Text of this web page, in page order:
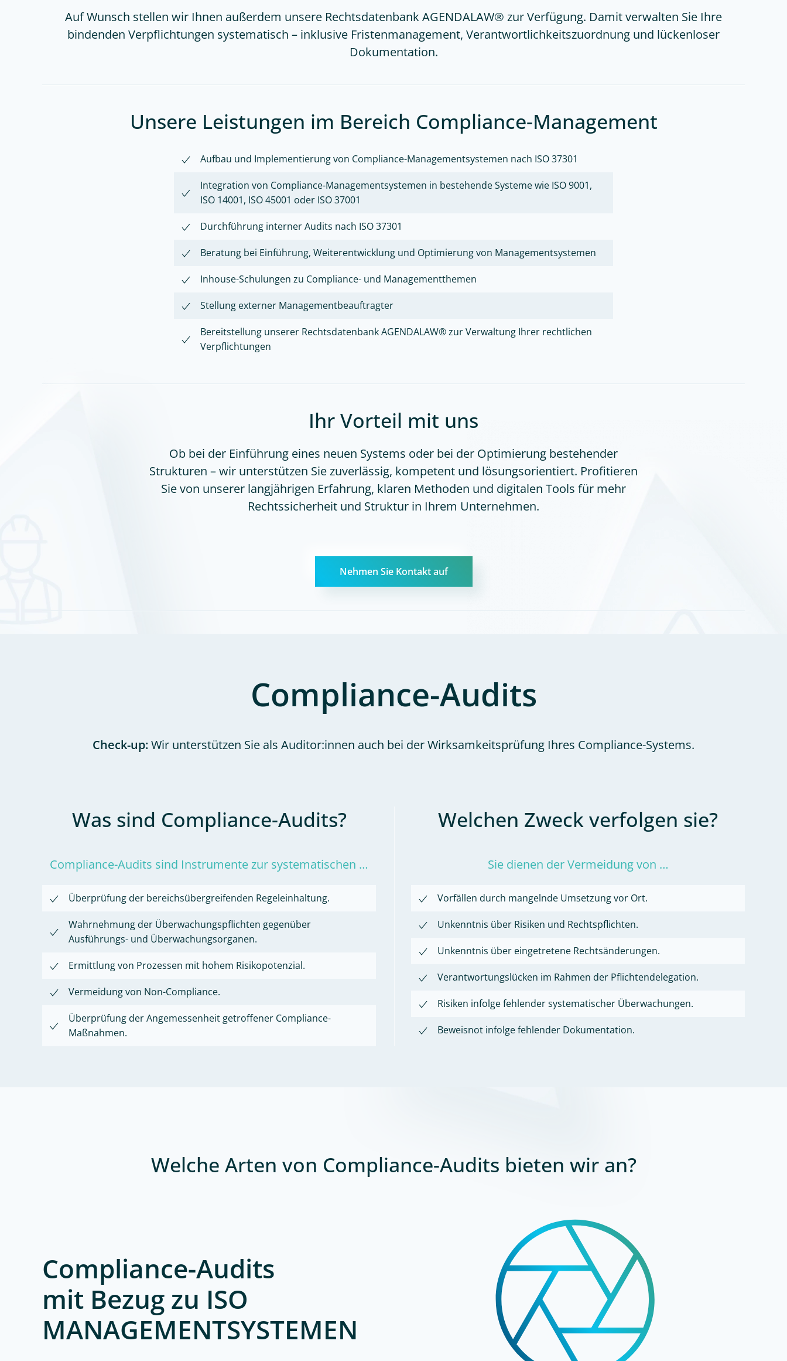
Auf Wunsch stellen wir Ihnen außerdem unsere Rechtsdatenbank AGENDALAW® zur Verfügung. Damit verwalten Sie Ihre
bindenden Verpflichtungen systematisch – inklusive Fristenmanagement, Verantwortlichkeitszuordnung und lückenloser
Dokumentation.
Unsere Leistungen im Bereich Compliance-Management
Aufbau und Implementierung von Compliance-Managementsystemen nach ISO 37301
Integration von Compliance-Managementsystemen in bestehende Systeme wie ISO 9001,
ISO 14001, ISO 45001 oder ISO 37001
Durchführung interner Audits nach ISO 37301
Beratung bei Einführung, Weiterentwicklung und Optimierung von Managementsystemen
Inhouse-Schulungen zu Compliance- und Managementthemen
Stellung externer Managementbeauftragter
Bereitstellung unserer Rechtsdatenbank AGENDALAW® zur Verwaltung Ihrer rechtlichen
Verpflichtungen
Ihr Vorteil mit uns
Ob bei der Einführung eines neuen Systems oder bei der Optimierung bestehender
Strukturen – wir unterstützen Sie zuverlässig, kompetent und lösungsorientiert. Profitieren
Sie von unserer langjährigen Erfahrung, klaren Methoden und digitalen Tools für mehr
Rechtssicherheit und Struktur in Ihrem Unternehmen.
Nehmen Sie Kontakt auf
Compliance-Audits
Check-up:Wir unterstützen Sie als Auditor:innen auch bei der Wirksamkeitsprüfung Ihres Compliance-Systems.
Was sind Compliance-Audits?
Compliance-Audits sind Instrumente zur systematischen …
Überprüfung der bereichsübergreifenden Regeleinhaltung.
Wahrnehmung der Überwachungspflichten gegenüber
Ausführungs- und Überwachungsorganen.
Ermittlung von Prozessen mit hohem Risikopotenzial.
Vermeidung von Non-Compliance.
Überprüfung der Angemessenheit getroffener Compliance-
Maßnahmen.
Welchen Zweck verfolgen sie?
Sie dienen der Vermeidung von …
Vorfällen durch mangelnde Umsetzung vor Ort.
Unkenntnis über Risiken und Rechtspflichten.
Unkenntnis über eingetretene Rechtsänderungen.
Verantwortungslücken im Rahmen der Pflichtendelegation.
Risiken infolge fehlender systematischer Überwachungen.
Beweisnot infolge fehlender Dokumentation.
Welche Arten von Compliance-Audits bieten wir an?
Compliance-Audits
mit Bezug zu ISO
MANAGEMENTSYSTEMEN